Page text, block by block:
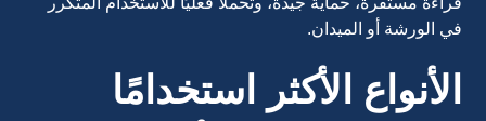
في الورشة أو الميدان.
الأنواع الأكثر استخدامًا